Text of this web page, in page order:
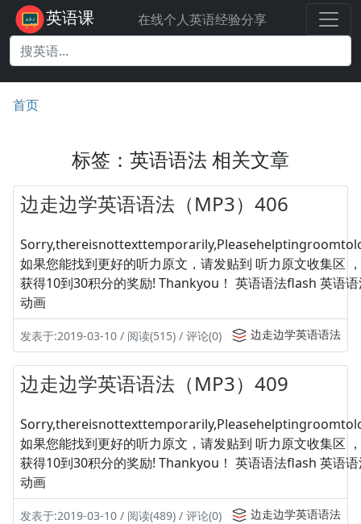
英语课 在线个人英语经验分享
首页
标签：英语语法 相关文章
边走边学英语语法（MP3）406
如果您能找到更好的听力原文，请发贴到 听力原文收集区
获得10到30积分的奖励! Thankyou！ 英语语法flash 英语
动画
发表于:2019-03-10 / 阅读(515) / 评论(0) 边走边学英语语法
边走边学英语语法（MP3）409
如果您能找到更好的听力原文，请发贴到 听力原文收集区
获得10到30积分的奖励! Thankyou！ 英语语法flash 英语
动画
发表于:2019-03-10 / 阅读(489) / 评论(0) 边走边学英语语法